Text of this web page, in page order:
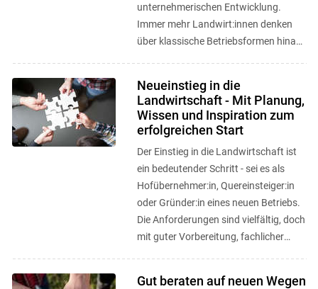
unternehmerischen Entwicklung.
Immer mehr Landwirt:innen denken
über klassische Betriebsformen hinaus
Neueinstieg in die
Landwirtschaft - Mit Planung,
Wissen und Inspiration zum
erfolgreichen Start
Der Einstieg in die Landwirtschaft ist
ein bedeutender Schritt - sei es als
Hofübernehmer:in, Quereinsteiger:in
oder Gründer:in eines neuen Betriebs.
Die Anforderungen sind vielfältig, doch
mit guter Vorbereitung, fachlicher
Gut beraten auf neuen Wegen